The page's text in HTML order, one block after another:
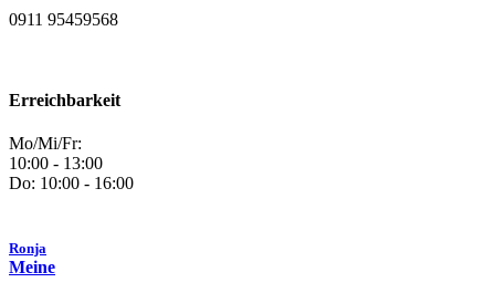
0911 95459568
Erreichbarkeit
Mo/Mi/Fr:
10:00 - 13:00
Do: 10:00 - 16:00
Ronja
Meine